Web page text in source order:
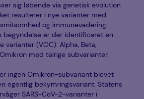
sig løbende via genetisk evolution
resulterer i nye varianter med
og immunevadering.
begyndelse er der identificeret en
varianter (VOC): Alpha, Beta,
med talrige subvarianter.
ingen Omikron-subvariant blevet
egentlig bekymringsvariant. Statens
SARS-CoV-2-varianter i